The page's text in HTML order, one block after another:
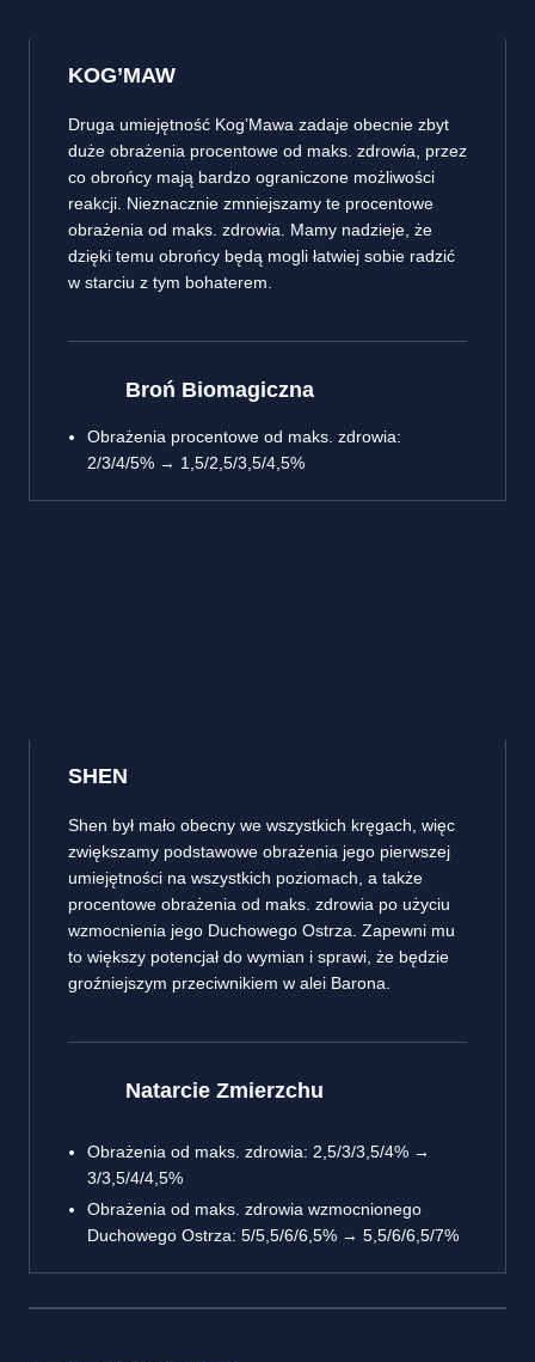
KOG’MAW
Druga umiejętność Kog’Mawa zadaje obecnie zbyt
duże obrażenia procentowe od maks. zdrowia, przez
co obrońcy mają bardzo ograniczone możliwości
reakcji. Nieznacznie zmniejszamy te procentowe
obrażenia od maks. zdrowia. Mamy nadzieje, że
dzięki temu obrońcy będą mogli łatwiej sobie radzić
w starciu z tym bohaterem.
Broń Biomagiczna
Obrażenia procentowe od maks. zdrowia:
2/3/4/5% → 1,5/2,5/3,5/4,5%
SHEN
Shen był mało obecny we wszystkich kręgach, więc
zwiększamy podstawowe obrażenia jego pierwszej
umiejętności na wszystkich poziomach, a także
procentowe obrażenia od maks. zdrowia po użyciu
wzmocnienia jego Duchowego Ostrza. Zapewni mu
to większy potencjał do wymian i sprawi, że będzie
groźniejszym przeciwnikiem w alei Barona.
Natarcie Zmierzchu
Obrażenia od maks. zdrowia: 2,5/3/3,5/4% →
3/3,5/4/4,5%
Obrażenia od maks. zdrowia wzmocnionego
Duchowego Ostrza: 5/5,5/6/6,5% → 5,5/6/6,5/7%